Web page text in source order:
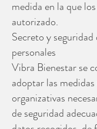
medida en la que
autorizado.
Secreto y seguridad
personales
Vibra Bienestar se
adoptar las
organizativas
de seguridad